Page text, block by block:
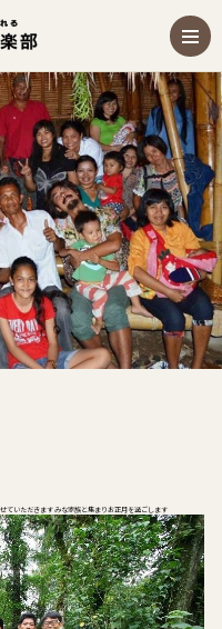
ていただきます みな家族と集まりお正月を過ごします